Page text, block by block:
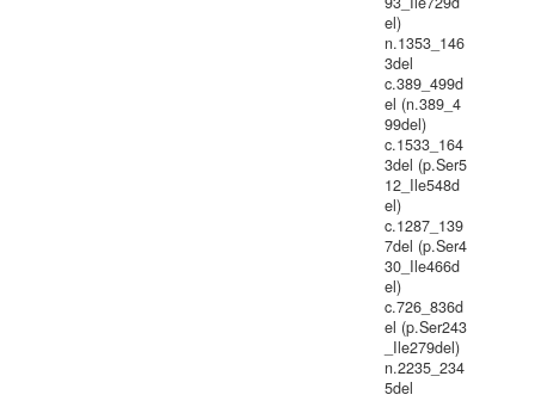
el)
n.1353_146
3del
c.389_499d
el (n.389_4
99del)
c.1533_164
3del (p.Ser5
12_Ile548d
el)
c.1287_139
7del (p.Ser4
30_Ile466d
el)
c.726_836d
el (p.Ser243
_Ile279del)
n.2235_234
5del